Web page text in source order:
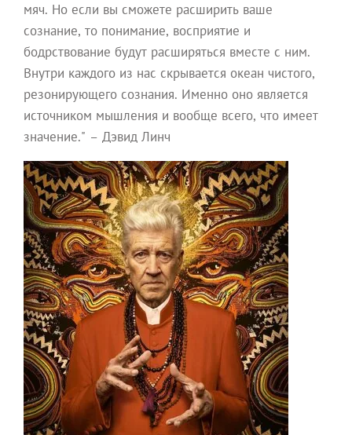
мяч. Но если вы сможете расширить ваше
сознание, то понимание, восприятие и
бодрствование будут расширяться вместе с ним.
Внутри каждого из нас скрывается океан чистого,
резонирующего сознания. Именно оно является
источником мышления и вообще всего, что имеет
значение." – Дэвид Линч